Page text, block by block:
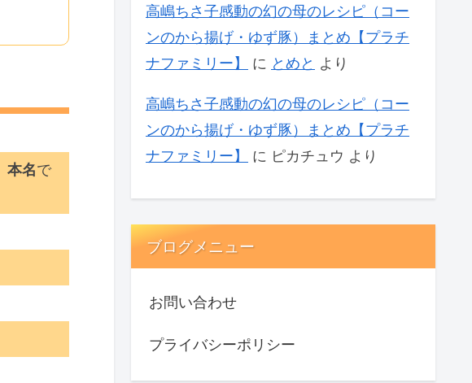
本名で
高嶋ちさ子感動の幻の母のレシピ（コー
ンのから揚げ・ゆず豚）まとめ【プラチ
ナファミリー】
に とめと より
高嶋ちさ子感動の幻の母のレシピ（コー
ンのから揚げ・ゆず豚）まとめ【プラチ
ナファミリー】
に ピカチュウ より
ブログメニュー
お問い合わせ
プライバシーポリシー